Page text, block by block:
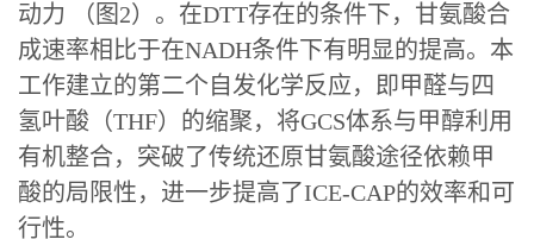
动力 （图2）。在DTT存在的条件下，甘氨酸合
成速率相比于在NADH条件下有明显的提高。本
工作建立的第二个自发化学反应，即甲醛与四
氢叶酸（THF）的缩聚，将GCS体系与甲醇利用
有机整合，突破了传统还原甘氨酸途径依赖甲
酸的局限性，进一步提高了ICE-CAP的效率和可
行性。